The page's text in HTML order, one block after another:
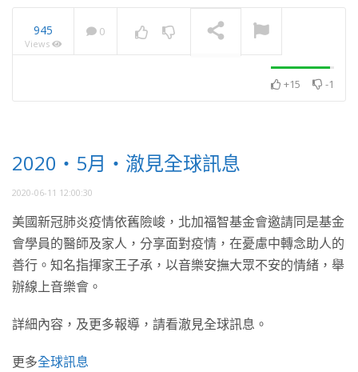
2025・5月・澈見全球訊
945
Views
0
+15 -1
2020・5月・澈見全球訊息
2020-06-11 12:00:30
美國新冠肺炎疫情依舊險峻，北加福智基金會邀請同是基金
會學員的醫師及家人，分享面對疫情，在憂慮中轉念助人的
善行。知名指揮家王子承，以音樂安撫大眾不安的情緒，舉
辦線上音樂會。
詳細內容，及更多報導，請看澈見全球訊息。
更多全球訊息